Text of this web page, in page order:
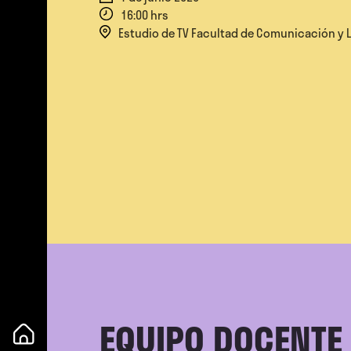
16:00 hrs
Estudio de TV Facultad de Comunicación y
EQUIPO DOCENTE